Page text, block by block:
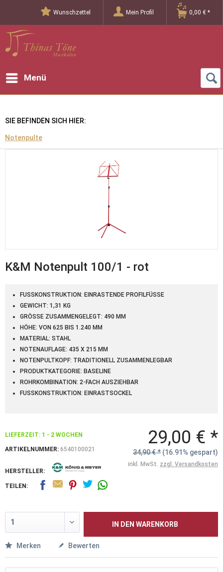
Wunschzettel Mein Profil 0,00 € *
Menü
SIE BEFINDEN SICH HIER:
Notenpulte
K&M Notenpult 100/1 - rot
FUSSKONSTRUKTION: EINRASTENDE PROFILFÜSSE
GEWICHT: 1,31 KG
GRÖSSE ZUSAMMENGELEGT: 490 MM
HÖHE: VON 625 BIS 1.240 MM
MATERIAL: STAHL
NOTENAUFLAGE: 435 X 215 MM
NOTENPULTKOPF: TRADITIONELL ZUSAMMENLEGBAR
PRODUKTKATEGORIE: BASELINE
ROHRKOMBINATION: 2-FACH AUSZIEHBAR
FUSSKONSTRUKTION: EINRASTSOCKEL
LIEFERZEIT: 1 - 2 WOCHEN
ARTIKELNUMMER: 6540100021
HERSTELLER:
29,00 € *
34,90 € * (16.91% gespart)
inkl. MwSt. zzgl. Versandkosten
TEILEN:
IN DEN WARENKORB
Merken Bewerten